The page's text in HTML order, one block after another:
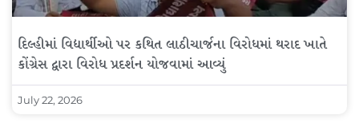
દિલ્હીમાં વિદ્યાર્થીઓ પર કથિત લાઠીચાર્જના વિરોધમાં થરાદ ખાતે
કોંગ્રેસ દ્વારા વિરોધ પ્રદર્શન યોજવામાં આવ્યું
July 22, 2026